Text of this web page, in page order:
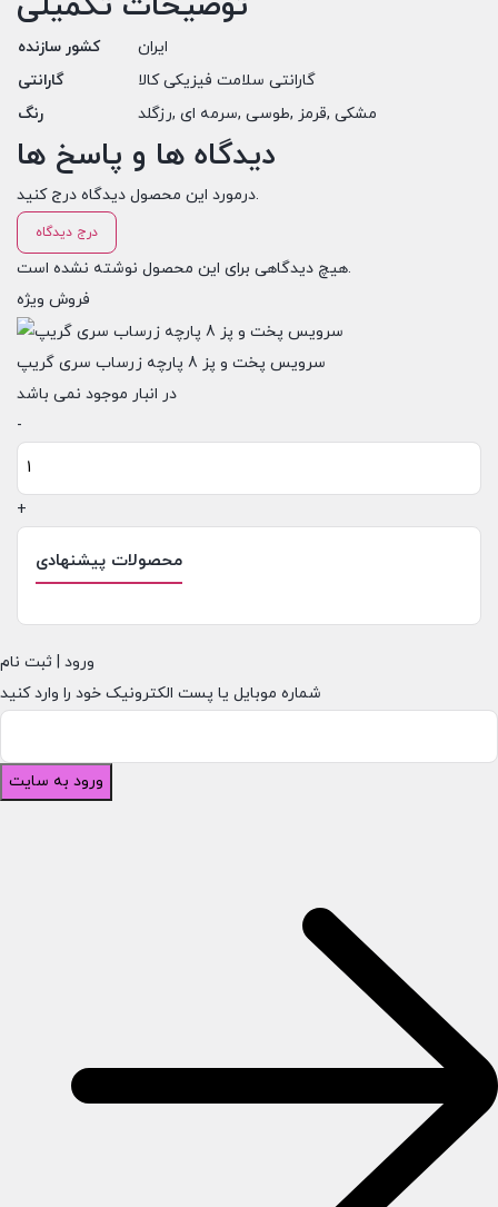
کشور سازنده
ایران
گارانتی
گارانتی سلامت فیزیکی کالا
رنگ
رزگلد, سرمه ای, طوسی, قرمز, مشکی
دیدگاه ها و پاسخ ها
درمورد این محصول دیدگاه درج کنید.
درج دیدگاه
هیچ دیدگاهی برای این محصول نوشته نشده است.
فروش ویژه
سرویس پخت و پز 8 پارچه زرساب سری گریپ
در انبار موجود نمی باشد
سرویس
و
پز
پارچه
گریپ
عدد
-
+
محصولات پیشنهادی
ورود | ثبت نام
شماره موبایل یا پست الکترونیک خود را وارد کنید
ورود به سایت